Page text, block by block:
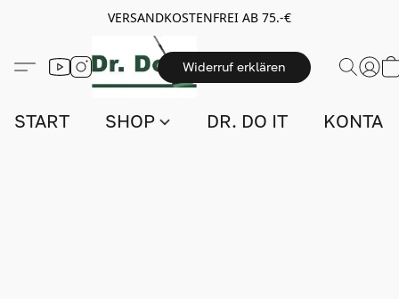
VERSANDKOSTENFREI AB 75.-€
Widerruf erklären
START SHOP DR. DO IT